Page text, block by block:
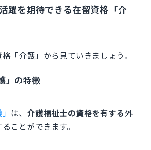
躍を期待できる在留資格「介
「介護」から見ていきましょう。
」の特徴
は、介護福祉士の資格を有する外
ことができます。